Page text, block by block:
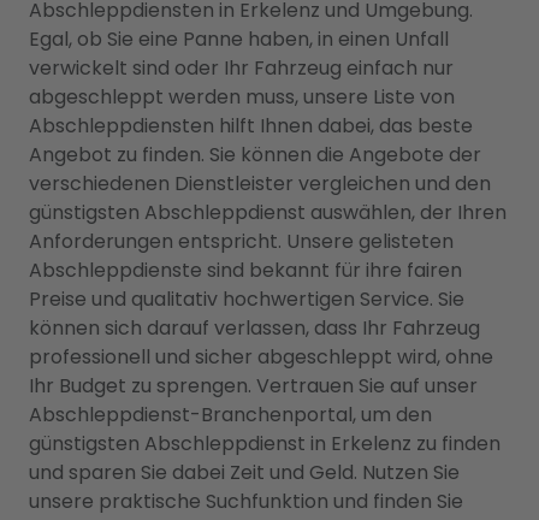
Abschleppdiensten in Erkelenz und Umgebung.
Egal, ob Sie eine Panne haben, in einen Unfall
verwickelt sind oder Ihr Fahrzeug einfach nur
abgeschleppt werden muss, unsere Liste von
Abschleppdiensten hilft Ihnen dabei, das beste
Angebot zu finden. Sie können die Angebote der
verschiedenen Dienstleister vergleichen und den
günstigsten Abschleppdienst auswählen, der Ihren
Anforderungen entspricht. Unsere gelisteten
Abschleppdienste sind bekannt für ihre fairen
Preise und qualitativ hochwertigen Service. Sie
können sich darauf verlassen, dass Ihr Fahrzeug
professionell und sicher abgeschleppt wird, ohne
Ihr Budget zu sprengen. Vertrauen Sie auf unser
Abschleppdienst-Branchenportal, um den
günstigsten Abschleppdienst in Erkelenz zu finden
und sparen Sie dabei Zeit und Geld. Nutzen Sie
unsere praktische Suchfunktion und finden Sie